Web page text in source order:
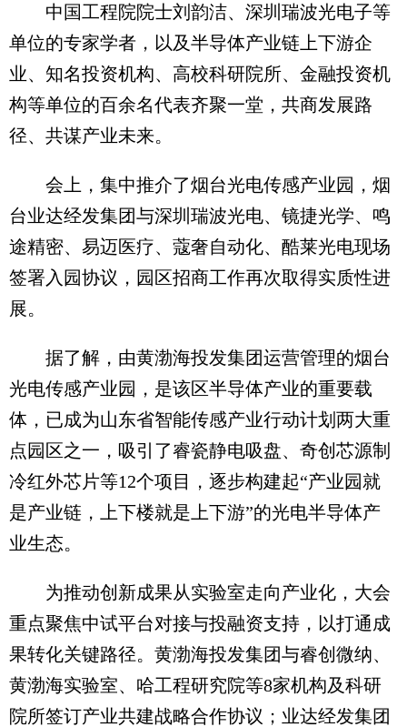
中国工程院院士刘韵洁、深圳瑞波光电子等
单位的专家学者，以及半导体产业链上下游企
业、知名投资机构、高校科研院所、金融投资机
构等单位的百余名代表齐聚一堂，共商发展路
径、共谋产业未来。
会上，集中推介了烟台光电传感产业园，烟
台业达经发集团与深圳瑞波光电、镜捷光学、鸣
途精密、易迈医疗、蔻奢自动化、酷莱光电现场
签署入园协议，园区招商工作再次取得实质性进
展。
据了解，由黄渤海投发集团运营管理的烟台
光电传感产业园，是该区半导体产业的重要载
体，已成为山东省智能传感产业行动计划两大重
点园区之一，吸引了睿瓷静电吸盘、奇创芯源制
冷红外芯片等12个项目，逐步构建起“产业园就
是产业链，上下楼就是上下游”的光电半导体产
业生态。
为推动创新成果从实验室走向产业化，大会
重点聚焦中试平台对接与投融资支持，以打通成
果转化关键路径。黄渤海投发集团与睿创微纳、
黄渤海实验室、哈工程研究院等8家机构及科研
院所签订产业共建战略合作协议；业达经发集团